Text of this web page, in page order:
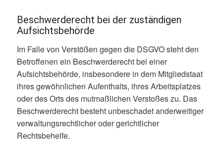
Beschwerderecht bei der zuständigen
Aufsichtsbehörde
Im Falle von Verstößen gegen die DSGVO steht den
Betroffenen ein Beschwerderecht bei einer
Aufsichtsbehörde, insbesondere in dem Mitgliedstaat
ihres gewöhnlichen Aufenthalts, ihres Arbeitsplatzes
oder des Orts des mutmaßlichen Verstoßes zu. Das
Beschwerderecht besteht unbeschadet anderweitiger
verwaltungsrechtlicher oder gerichtlicher
Rechtsbehelfe.